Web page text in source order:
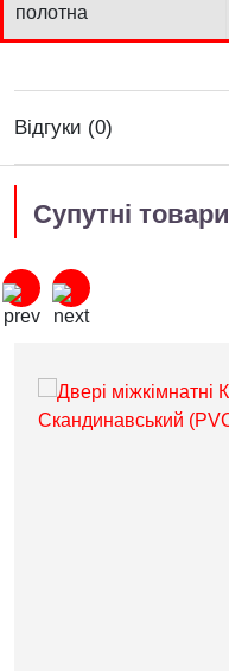
полотна
Відгуки (0)
Супутні товари